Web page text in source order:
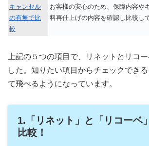
キャンセル
の有無で比
較
お客様の安心のため、保障内容や
料再仕上げの内容を確認し比較し
上記の５つの項目で、リネットとリコ
した。知りたい項目からチェックでき
て飛べるようになっています。
1.「リネット」と「リコーベ
比較！